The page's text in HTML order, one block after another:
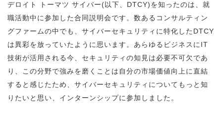
デロイト トーマツ サイバー(以下、DTCY)を知ったのは、就
職活動中に参加した合同説明会です。数あるコンサルティン
グファームの中でも、サイバーセキュリティに特化したDTCY
は異彩を放っていたように思います。あらゆるビジネスにIT
技術が活用される今、セキュリティの知見は必要不可欠であ
り、この分野で強みを磨くことは自分の市場価値向上に直結
すると感じたため、サイバーセキュリティについてもっと知
りたいと思い、インターンシップに参加しました。